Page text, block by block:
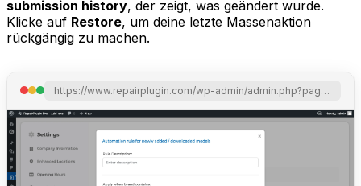
submission history, der zeigt, was geändert wurde.
Klicke auf Restore, um deine letzte Massenaktion
rückgängig zu machen.
https://www.repairplugin.com/wp-admin/admin.php?page=wp_repair_settings&section=models_and_repairs